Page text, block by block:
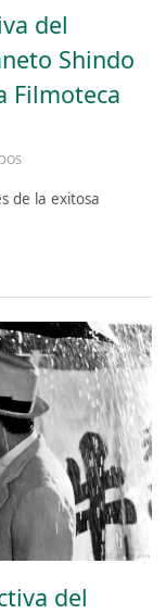
del
Shindo
Filmoteca
de la exitosa
del